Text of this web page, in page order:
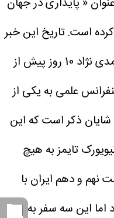
است. تاریخ این خبر
مربوط به 13 خرداد بوده یعنی احمدی نژاد 10 روز پیش از
علمی به یکی از
شایان ذکر است که این
تایمز به هیچ
نهم و دهم ایران با
اما این سه سفر به